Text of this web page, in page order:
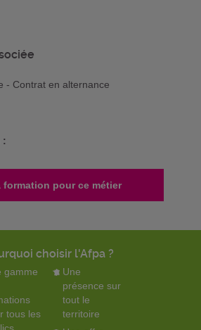
- Contrat en alternance
:
formation pour ce métier
choisir l'Afpa ?
gamme
tous les
Une
présence sur
tout le
territoire